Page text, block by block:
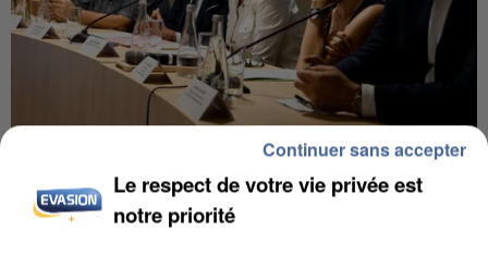
INCENDIES : L’ÎLE-DE-FRANCE LANCE UN ÉLAN
DE SOLIDARITÉ AVEC LES...
Le respect de votre vie privée est
notre priorité
Continuer sans accepter